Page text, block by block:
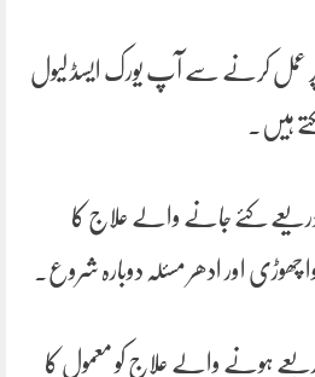
عمل کرنے سے آپ یورک ایسڈ لیول
ہیں۔
ذریعے کئے جانے والے علاج کا
چھوڑی اور ادھر مسئلہ دوبارہ شروع۔
ہونے والے علاج کو معمول کا